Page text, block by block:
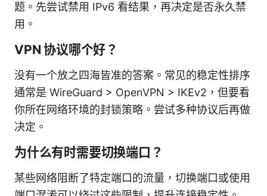
题。先尝试禁用 IPv6 看结果，再决定是否永久禁
用。
VPN 协议哪个好？
没有一个放之四海皆准的答案。常见的稳定性排序
通常是 WireGuard > OpenVPN > IKEv2，但要看
你所在网络环境的封锁策略。尝试多种协议后再做
决定。
为什么有时需要切换端口？
某些网络阻断了特定端口的流量，切换端口或使用